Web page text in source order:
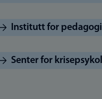
Institutt for
Senter for